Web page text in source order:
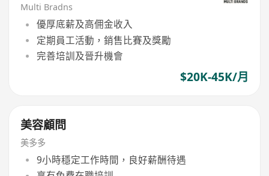
Multi Bradns
優厚底薪及高佣金收入
定期員工活動，銷售比賽及獎勵
完善培訓及晉升機會
$20K-45K/月
美容顧問
美多多
9小時穩定工作時間，良好薪酬待遇